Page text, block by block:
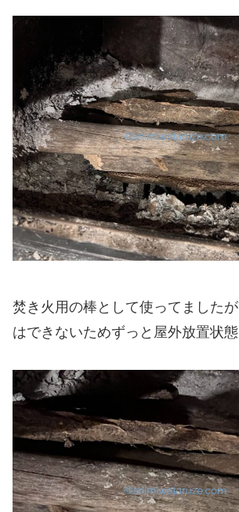
焚き火用の棒として使ってました
はできないためずっと屋外放置状態